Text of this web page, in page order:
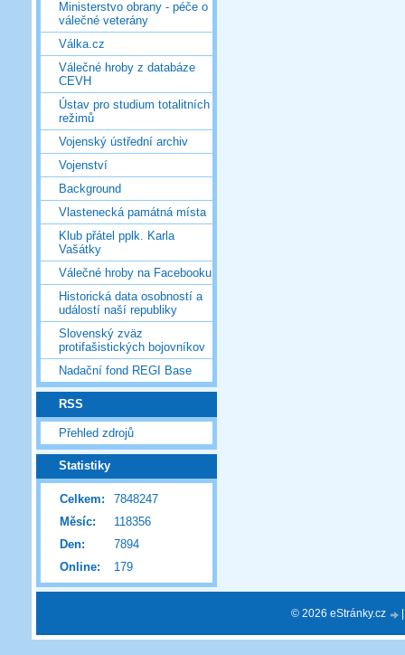
Ministerstvo obrany - péče o
válečné veterány
Válka.cz
Válečné hroby z databáze
CEVH
Ústav pro studium totalitních
režimů
Vojenský ústřední archiv
Vojenství
Background
Vlastenecká památná místa
Klub přátel pplk. Karla
Vašátky
Válečné hroby na Facebooku
Historická data osobností a
událostí naší republiky
Slovenský zväz
protifašistických bojovníkov
Nadační fond REGI Base
RSS
Přehled zdrojů
Statistiky
Online: 179
Celkem:
7848247
Měsíc:
118356
Den:
7894
© 2026 eStránky.cz